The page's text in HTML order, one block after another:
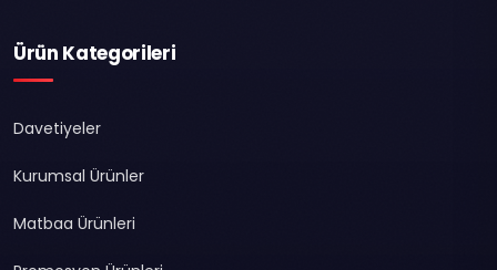
Ürün Kategorileri
Davetiyeler
Kurumsal Ürünler
Matbaa Ürünleri